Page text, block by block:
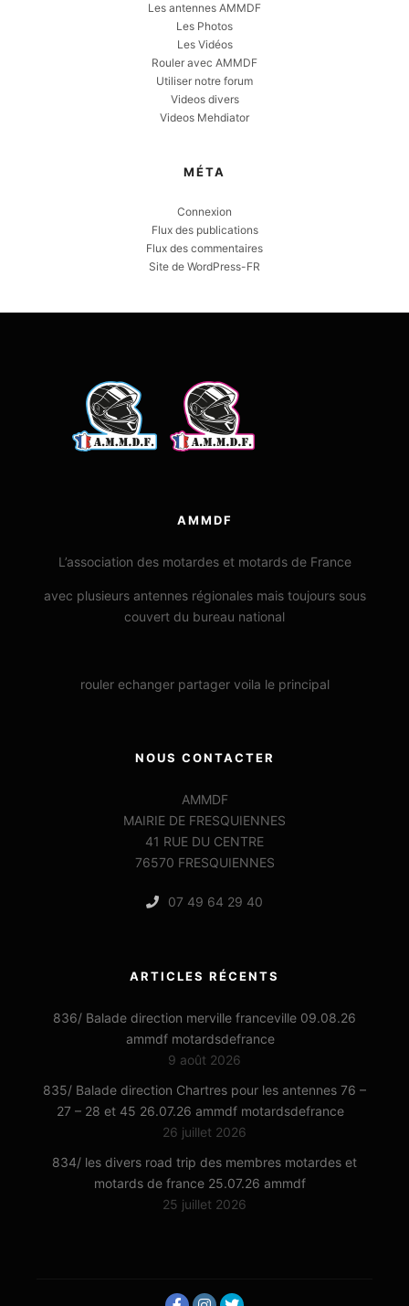
Les antennes AMMDF
Les Photos
Les Vidéos
Rouler avec AMMDF
Utiliser notre forum
Videos divers
Videos Mehdiator
MÉTA
Connexion
Flux des publications
Flux des commentaires
Site de WordPress-FR
AMMDF
L’association des motardes et motards de France
avec plusieurs antennes régionales mais toujours sous
couvert du bureau national
rouler echanger partager voila le principal
NOUS CONTACTER
AMMDF
MAIRIE DE FRESQUIENNES
41 RUE DU CENTRE
76570 FRESQUIENNES
07 49 64 29 40
ARTICLES RÉCENTS
836/ Balade direction merville franceville 09.08.26
ammdf motardsdefrance
9 août 2026
835/ Balade direction Chartres pour les antennes 76 –
27 – 28 et 45 26.07.26 ammdf motardsdefrance
26 juillet 2026
834/ les divers road trip des membres motardes et
motards de france 25.07.26 ammdf
25 juillet 2026